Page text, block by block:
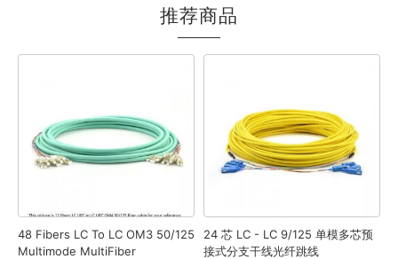
推荐商品
48 Fibers LC To LC OM3 50/125
Multimode MultiFiber
24 芯 LC - LC 9/125 单模多芯预
接式分支干线光纤跳线